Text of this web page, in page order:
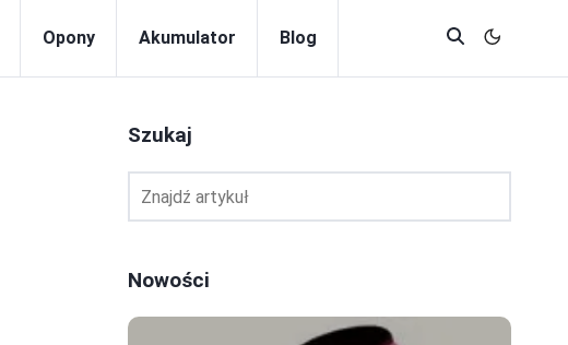
Opony Akumulator Blog
Szukaj
Nowości